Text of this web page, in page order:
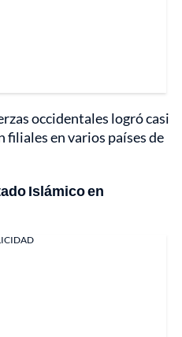
occidentales logró casi
en varios países de
Islámico en